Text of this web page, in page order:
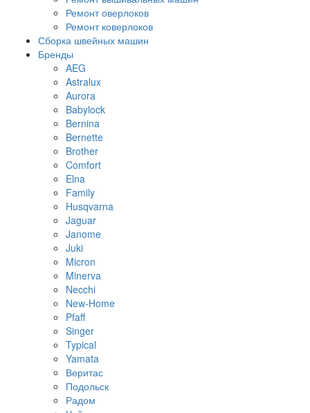
Ремонт оверлоков
Ремонт коверлоков
Сборка швейных машин
Бренды
AEG
Astralux
Aurora
Babylock
Bernina
Bernette
Brother
Comfort
Elna
Family
Husqvarna
Jaguar
Janome
Juki
Micron
Minerva
Necchi
New-Home
Pfaff
Singer
Typical
Yamata
Веритас
Подольск
Радом